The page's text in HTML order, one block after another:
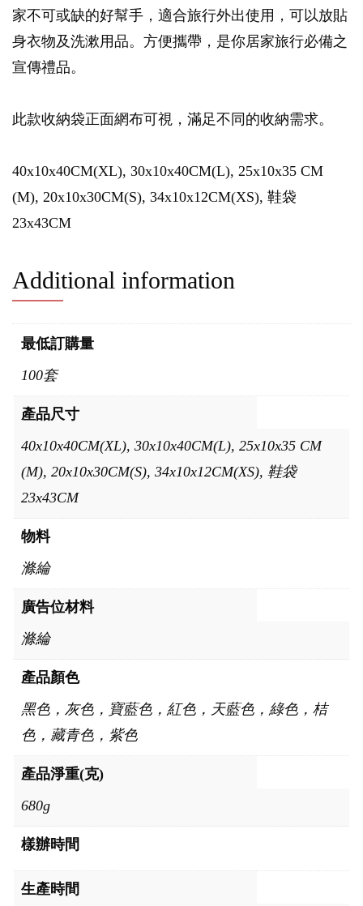
家不可或缺的好幫手，適合旅行外出使用，可以放貼
身衣物及洗漱用品。方便攜帶，是你居家旅行必備之
宣傳禮品。
此款收納袋正面網布可視，滿足不同的收納需求。
40x10x40CM(XL), 30x10x40CM(L), 25x10x35 CM
(M), 20x10x30CM(S), 34x10x12CM(XS), 鞋袋
23x43CM
Additional information
最低訂購量
100套
產品尺寸
40x10x40CM(XL), 30x10x40CM(L), 25x10x35 CM
(M), 20x10x30CM(S), 34x10x12CM(XS), 鞋袋
23x43CM
物料
滌綸
廣告位材料
滌綸
產品顏色
黑色，灰色，寶藍色，紅色，天藍色，綠色，桔
色，藏青色，紫色
產品淨重(克)
680g
樣辦時間
生產時間